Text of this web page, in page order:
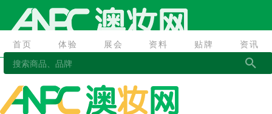
首页 体验 展会 资料 贴牌 资讯
首页 体验 展会 资料